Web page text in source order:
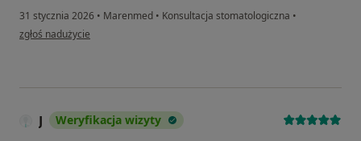
31 stycznia 2026 • Marenmed • Konsultacja stomatologiczna •
w opinii użytkownika Gabriela
zgłoś nadużycie
J Weryfikacja wizyty